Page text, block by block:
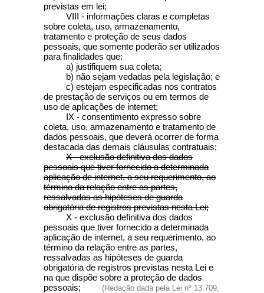
previstas em lei;
VIII - informações claras e completas
sobre coleta, uso, armazenamento,
tratamento e proteção de seus dados
pessoais, que somente poderão ser utilizados
para finalidades que:
a) justifiquem sua coleta;
b) não sejam vedadas pela legislação; e
c) estejam especificadas nos contratos
de prestação de serviços ou em termos de
uso de aplicações de internet;
IX - consentimento expresso sobre
coleta, uso, armazenamento e tratamento de
dados pessoais, que deverá ocorrer de forma
destacada das demais cláusulas contratuais;
X - exclusão definitiva dos dados
pessoais que tiver fornecido a determinada
aplicação de internet, a seu requerimento, ao
término da relação entre as partes,
ressalvadas as hipóteses de guarda
obrigatória de registros previstas nesta Lei;
X - exclusão definitiva dos dados
pessoais que tiver fornecido a determinada
aplicação de internet, a seu requerimento, ao
término da relação entre as partes,
ressalvadas as hipóteses de guarda
obrigatória de registros previstas nesta Lei e
na que dispõe sobre a proteção de dados
pessoais;
(Redação dada pela Lei nº 13.709,